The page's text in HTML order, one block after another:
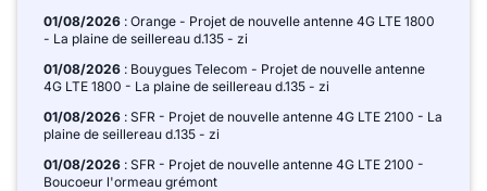
01/08/2026 : Orange - Projet de nouvelle antenne 4G LTE 1800
- La plaine de seillereau d.135 - zi
01/08/2026 : Bouygues Telecom - Projet de nouvelle antenne
4G LTE 1800 - La plaine de seillereau d.135 - zi
01/08/2026 : SFR - Projet de nouvelle antenne 4G LTE 2100 - La
plaine de seillereau d.135 - zi
01/08/2026 : SFR - Projet de nouvelle antenne 4G LTE 2100 -
Boucoeur l'ormeau grémont